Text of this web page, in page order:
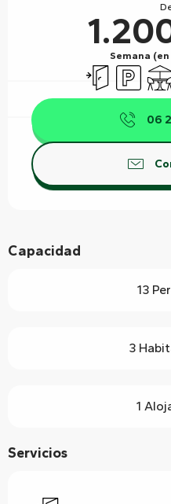
Semana
Entrada
06
Capacidad
13
3
1
Servicios